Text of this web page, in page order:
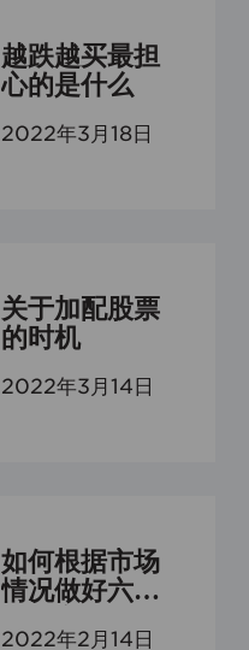
越跌越买最担
心的是什么
2022年3月18日
关于加配股票
的时机
2022年3月14日
如何根据市场
情况做好六个
2022年2月14日